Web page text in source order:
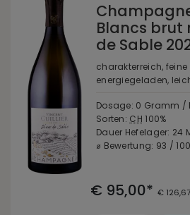
Blancs brut
de Sable
charakterreich, feine
energiegeladen,
Dosage: 0 Gramm /
Sorten: CH 100%
Dauer Hefelager: 24
⌀ Bewertung: 93 / 100
€ 95,00* €